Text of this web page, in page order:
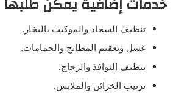
تنظيف السجاد والموكيت بالبخار.
غسل وتعقيم المطابخ والحمامات.
تنظيف النوافذ والزجاج.
ترتيب الخزائن والملابس.